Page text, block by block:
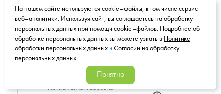
На нашем сайте используются cookie–файлы, в том числе сервис
веб–аналитики. Используя сайт, вы соглашаетесь на обработку
персональных данных при помощи cookie–файлов. Подробнее об
обработке персональных данных вы можете узнать в
Политике
обработки персональных данных и Согласии на обработку
персональных данных
Понятно